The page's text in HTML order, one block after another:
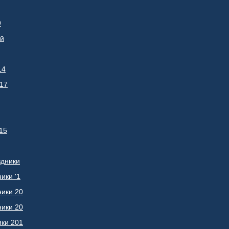
'1
20
20
201